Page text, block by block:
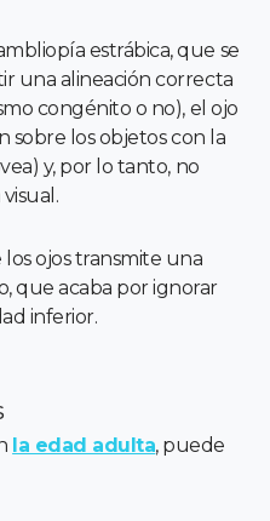
estrábica, que se
una alineación correcta
congénito o no), el ojo
sobre los objetos con la
y, por lo tanto, no
ojos transmite una
que acaba por ignorar
inferior.
la edad adulta, puede